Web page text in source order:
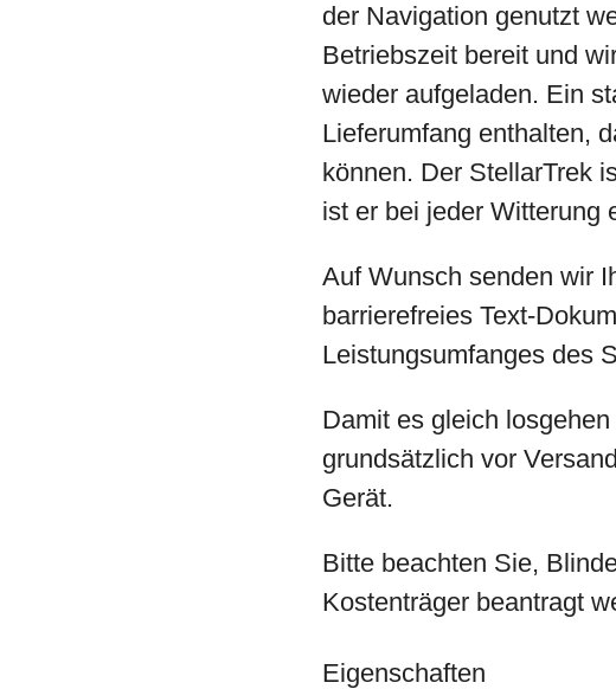
der Navigation genutzt
Betriebszeit bereit und
wieder aufgeladen. Ein
Lieferumfang enthalten,
können. Der StellarTrek
ist er bei jeder Witterung
Auf Wunsch senden wir
barrierefreies Text-
Leistungsumfanges des
Damit es gleich
grundsätzlich vor
Gerät.
Bitte beachten Sie,
Kostenträger beantragt
Eigenschaften